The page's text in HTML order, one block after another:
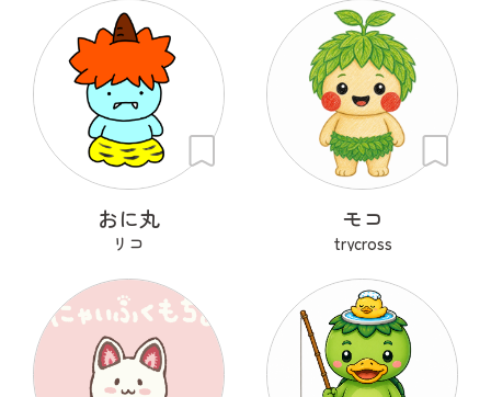
おに丸
リコ
モコ
trycross